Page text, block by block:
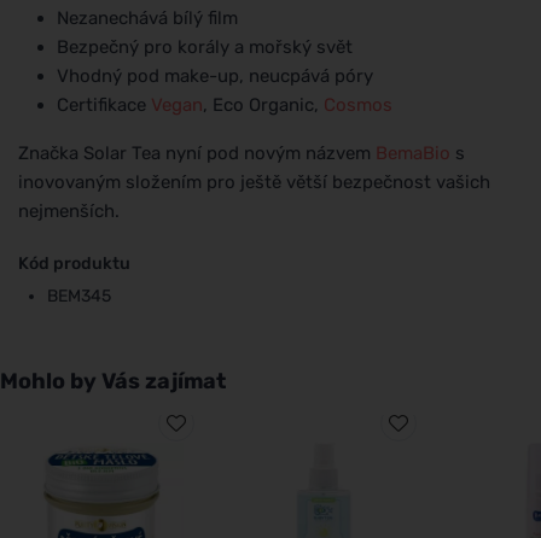
Nezanechává bílý film
Bezpečný pro korály a mořský svět
Vhodný pod make-up, neucpává póry
Certifikace Vegan, Eco Organic, Cosmos
Značka Solar Tea nyní pod novým názvem BemaBio s
inovovaným složením pro ještě větší bezpečnost vašich
nejmenších.
Kód produktu
BEM345
Mohlo by Vás zajímat